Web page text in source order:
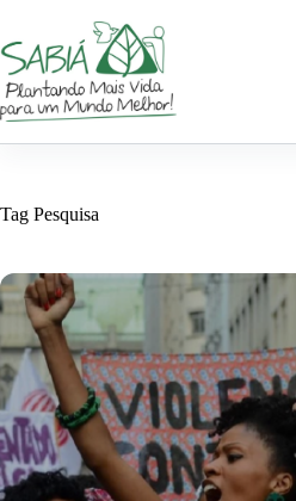
o
conteúdo
Tag Pesquisa